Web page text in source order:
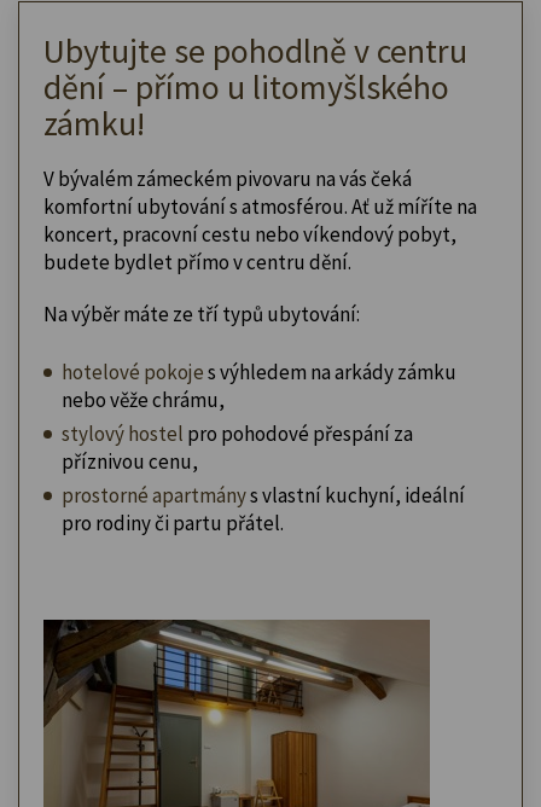
Ubytujte se pohodlně v centru
dění – přímo u litomyšlského
zámku!
V bývalém zámeckém pivovaru na vás čeká
komfortní ubytování s atmosférou. Ať už míříte na
koncert, pracovní cestu nebo víkendový pobyt,
budete bydlet přímo v centru dění.
Na výběr máte ze tří typů ubytování:
hotelové pokojes výhledem na arkády zámku
nebo věže chrámu,
stylový hostel pro pohodové přespání za
příznivou cenu,
prostorné apartmánys vlastní kuchyní, ideální
pro rodiny či partu přátel.